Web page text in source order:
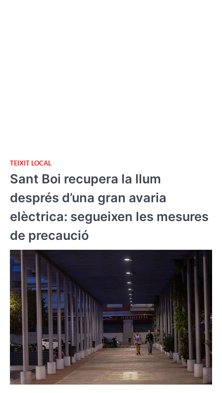
TEIXIT LOCAL
Sant Boi recupera la llum
després d’una gran avaria
elèctrica: segueixen les mesures
de precaució